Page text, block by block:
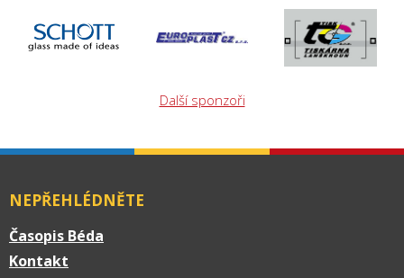
Další sponzoři
NEPŘEHLÉDNĚTE
Časopis Béda
Kontakt